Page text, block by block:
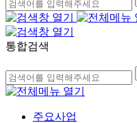
통합검색
주요사업